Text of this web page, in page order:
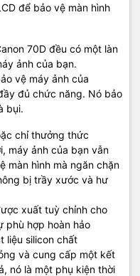
để bảo vệ màn hình
70D đều có một làn
ảnh của bạn.
vệ máy ảnh của
đủ chức năng. Nó bảo
bụi.
chỉ thưởng thức
, máy ảnh của bạn vẫn
màn hình mà ngăn chặn
bị trầy xước và hư
xuất tuỳ chỉnh cho
phù hợp hoàn hảo
liệu silicon chất
và cung cấp một kết
, nó là một phụ kiện thời